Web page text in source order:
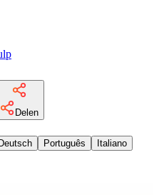
Delen
Deutsch Português
Italiano